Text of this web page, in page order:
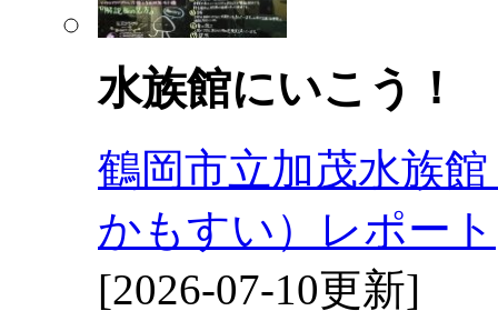
水族館にいこう！
鶴岡市立加茂水族
かもすい）レポート
[2026-07-10更新]